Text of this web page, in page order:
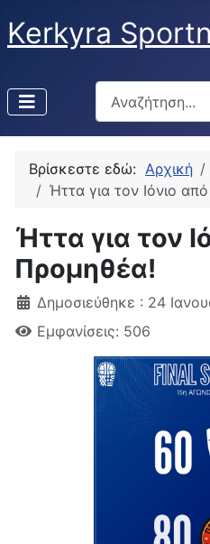
Kerkyra
Αναζήτηση
Type 2 or more
Βρίσκεστε εδώ: Αρχική
Ήττα για τον Ιόνιο
Ήττα για τον
Προμηθέα!
Δημοσιεύθηκε : 24
Εμφανίσεις: 506